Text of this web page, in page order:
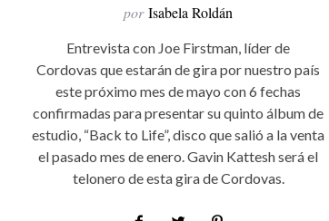
por Isabela Roldán
Entrevista con Joe Firstman, líder de
Cordovas que estarán de gira por nuestro país
este próximo mes de mayo con 6 fechas
confirmadas para presentar su quinto álbum de
estudio, “Back to Life”, disco que salió a la venta
el pasado mes de enero. Gavin Kattesh será el
telonero de esta gira de Cordovas.